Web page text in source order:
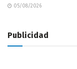
05/08/2026
Publicidad